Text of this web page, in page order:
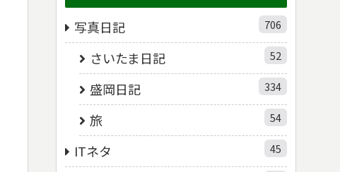
写真日記 706
さいたま日記 52
盛岡日記 334
旅 54
ITネタ 45